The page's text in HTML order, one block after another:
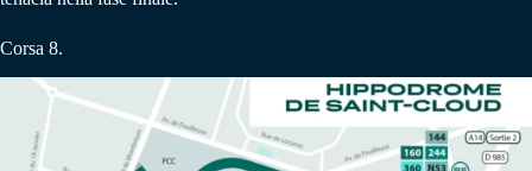
Corsa 8.